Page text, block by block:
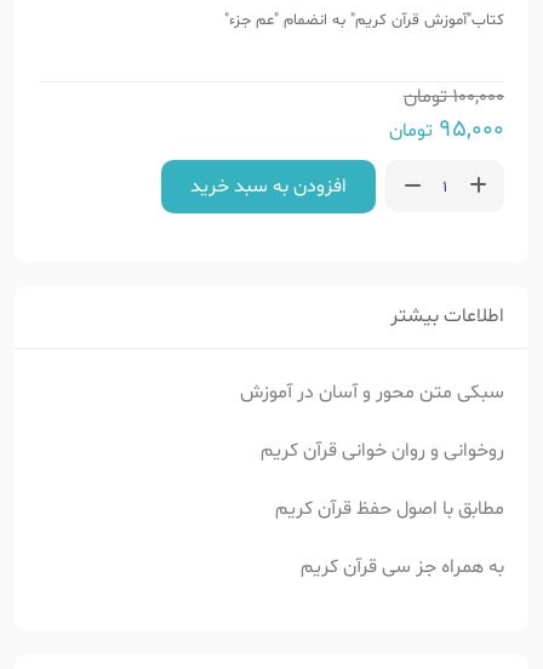
کتاب"آموزش قرآن کریم" به انضمام "عم جزء"
100,000تومان
95,000 تومان
افزودن به سبد خرید
اطلاعات بیشتر
سبکی متن محور و آسان در آموزش
روخوانی و روان خوانی قرآن کریم
مطابق با اصول حفظ قرآن کریم
به همراه جز سی قرآن کریم